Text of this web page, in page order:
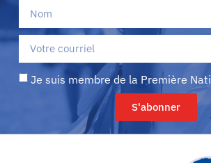
Je suis membre de la Première
S'abonner